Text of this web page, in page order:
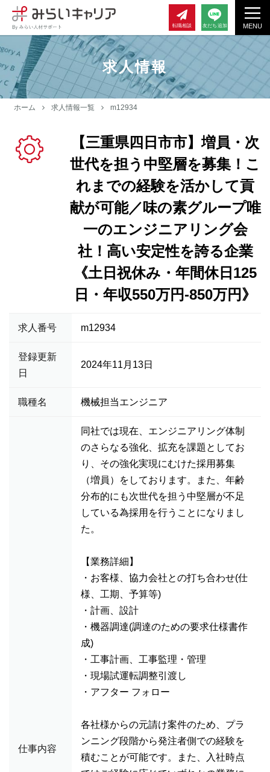
MENU
転職相談 友だち追加
求人情報
ホーム 求人情報一覧 m12934
【三重県四日市市】増員・次
世代を担う中堅層を募集！こ
れまでの経験を活かして貢
献が可能／味の素グループ唯
一のエンジニアリング会
社！高い安定性を誇る企業
《土日祝休み・年間休日125
日・年収550万円-850万円》
求人番号 m12934
登録更新
日
2024年11月13日
職種名 機械担当エンジニア
仕事内容
同社では現在、エンジニアリング体制
のさらなる強化、拡充を課題としてお
り、その強化実現にむけた採用募集
（増員）をしております。また、年齢
分布的にも次世代を担う中堅層が不足
している為採用を行うことになりまし
た。
【業務詳細】
・お客様、協力会社との打ち合わせ(仕
様、工期、予算等)
・計画、設計
・機器調達(調達のための要求仕様書作
成)
・工事計画、工事監理・管理
・現場試運転調整引渡し
・アフター フォロー
各社様からの元請け案件のため、プラ
ンニング段階から発注者側での経験を
積むことが可能です。また、入社時点